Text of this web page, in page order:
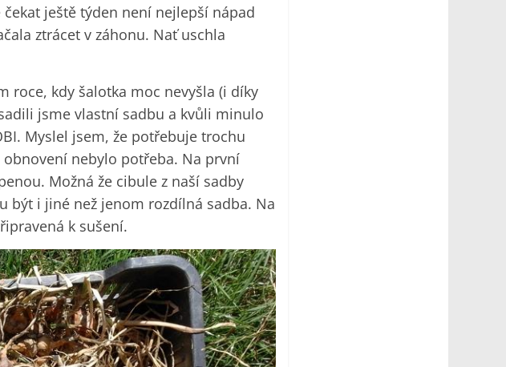
ještě týden není nejlepší nápad
ztrácet v záhonu. Nať uschla
roce, kdy šalotka moc nevyšla (i díky
jsme vlastní sadbu a kvůli minulo
Myslel jsem, že potřebuje trochu
nebylo potřeba. Na první
Možná že cibule z naší sadby
být i jiné než jenom rozdílná sadba. Na
k sušení.